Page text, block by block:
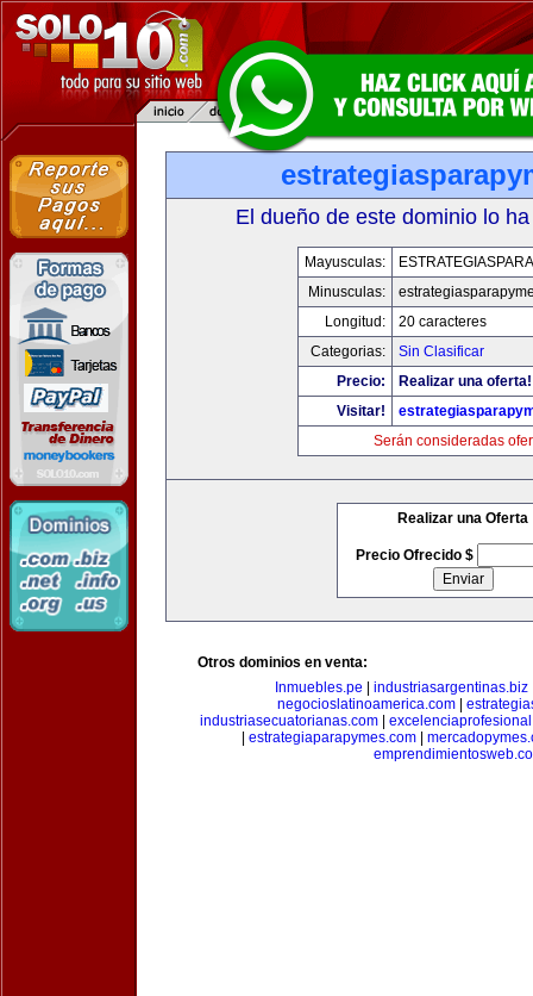
El dueño de este dominio lo
Mayusculas:
Minusculas:
Longitud:
20 caracteres
Categorias:
Sin Clasificar
Precio:
Realizar una oferta!
Visitar!
Serán consideradas
Realizar una Oferta
Precio Ofrecido $
Otros dominios en venta:
Inmuebles.pe
industriasargentinas.biz
negocioslatinoamerica.com
industriasecuatorianas.com
estrategiaparapymes.com|